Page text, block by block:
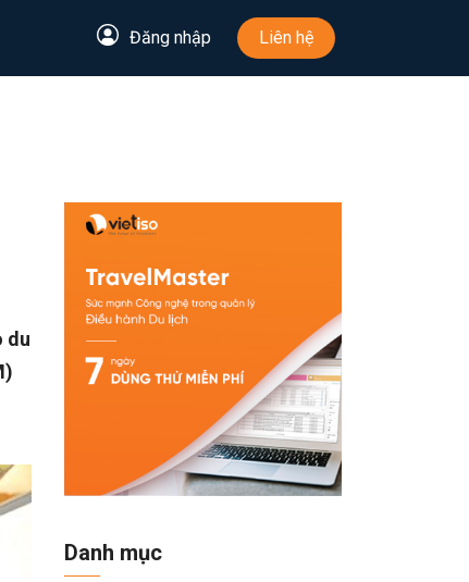
Đăng nhập Liên hệ
du
Danh mục